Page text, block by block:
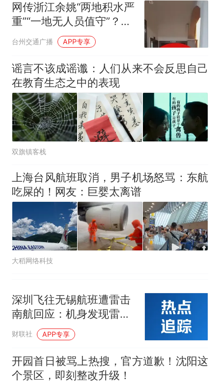
大雨将至一家老小6分钟抢收完
1千斤稻谷
热 十多万人报名的考试，成绩
网传浙江余姚“两地积水严
重”“一地无人员值守”？谣
言！目前公安部门已介入
处置，不实帖文已删除
台州交通广播 APP专享
谣言不该成谣谶：人们从来不会反思自己
在教育生态之中的表现
双旗镇客栈
上海台风航班取消，男子机场怒骂：东航
吃屎的！网友：巨婴太离谱
大稻网络科技
深圳飞往无锡航班遭雷击
南航回应：机身发现雷击
点20余处
财联社 APP专享
开园首日被骂上热搜，官方道歉！沈阳这
个景区，即刻整改升级！